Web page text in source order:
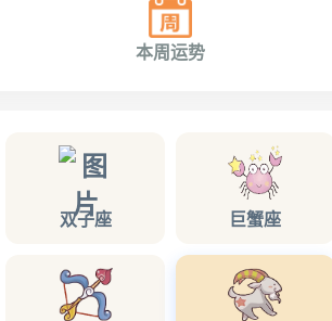
本周运势
双子座 巨蟹座